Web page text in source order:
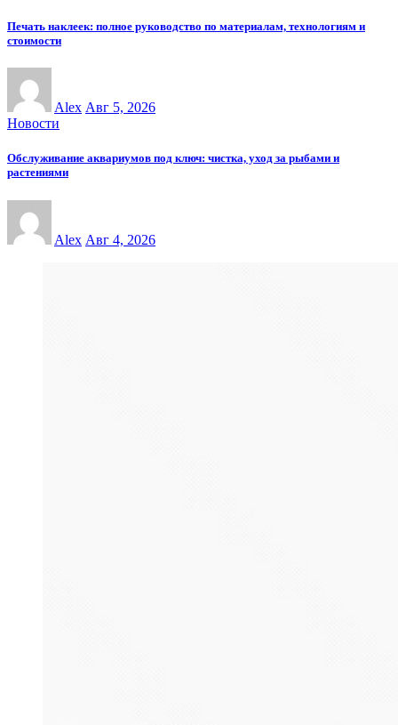
Печать наклеек: полное руководство по материалам, технологиям и
стоимости
Alex Авг 5, 2026
Новости
Обслуживание аквариумов под ключ: чистка, уход за рыбами и
растениями
Alex Авг 4, 2026